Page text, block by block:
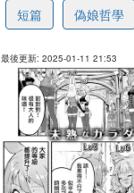
短篇 偽娘哲學
最後更新: 2025-01-11 21:53